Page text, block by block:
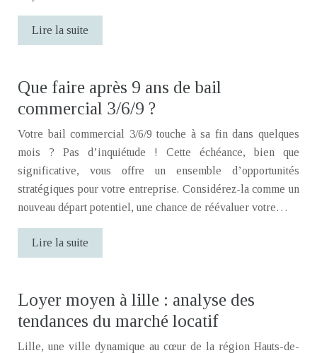
Lire la suite
Que faire après 9 ans de bail
commercial 3/6/9 ?
Votre bail commercial 3/6/9 touche à sa fin dans quelques
mois ? Pas d’inquiétude ! Cette échéance, bien que
significative, vous offre un ensemble d’opportunités
stratégiques pour votre entreprise. Considérez-la comme un
nouveau départ potentiel, une chance de réévaluer votre…
Lire la suite
Loyer moyen à lille : analyse des
tendances du marché locatif
Lille, une ville dynamique au cœur de la région Hauts-de-